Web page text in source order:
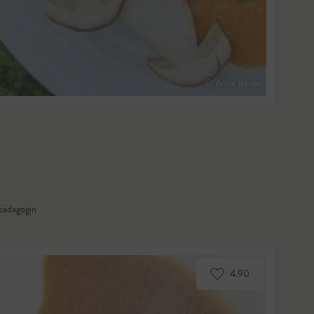
© Anna Bauer
4.90